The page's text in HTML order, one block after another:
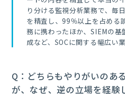
り分ける監視分析業務で、毎日
を精査し、99％以上を占める
務に携わったほか、SIEMの
成など、SOCに関する幅広い
Q：どちらもやりがいのあ
が、なぜ、逆の立場を経験